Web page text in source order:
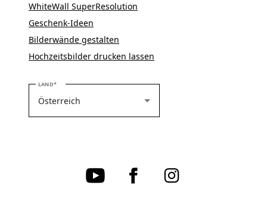
WhiteWall SuperResolution
Geschenk-Ideen
Bilderwände gestalten
Hochzeitsbilder drucken lassen
LANDBITTE WÄHLEN SIE IHR LAND